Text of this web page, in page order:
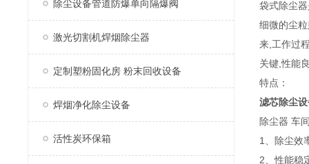
除尘设备管道防爆单向隔爆阀
激光切割机焊烟除尘器
定制塑粉固化房 粉末回收设备
焊烟净化除尘设备
活性炭环保箱
袋式除尘
细微的尘
来,工作过
关键,性能
特点：
滤芯除尘
除尘器 车
1、除尘效
2、性能稳